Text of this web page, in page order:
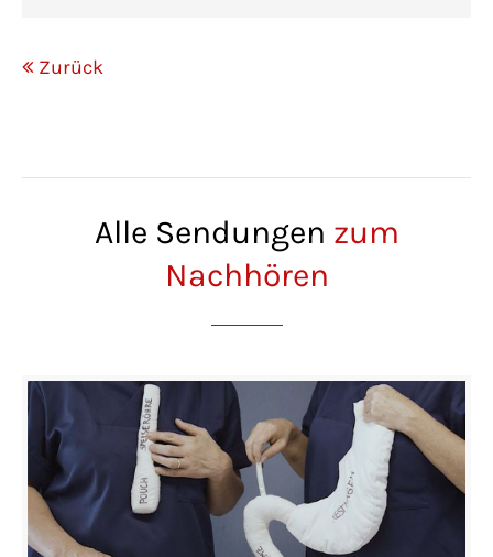
Zurück
Alle Sendungen zum
Nachhören